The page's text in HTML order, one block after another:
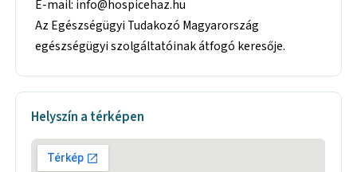
E-mail: info@hospicehaz.hu
Az Egészségügyi Tudakozó Magyarország
egészségügyi szolgáltatóinak átfogó keresője.
Helyszín a térképen